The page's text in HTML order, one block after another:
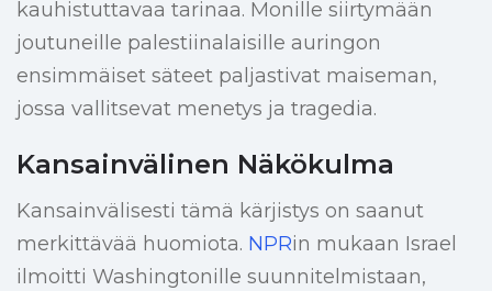
kauhistuttavaa tarinaa. Monille siirtymään
joutuneille palestiinalaisille auringon
ensimmäiset säteet paljastivat maiseman,
jossa vallitsevat menetys ja tragedia.
Kansainvälinen Näkökulma
Kansainvälisesti tämä kärjistys on saanut
merkittävää huomiota. NPRin mukaan Israel
ilmoitti Washingtonille suunnitelmistaan,